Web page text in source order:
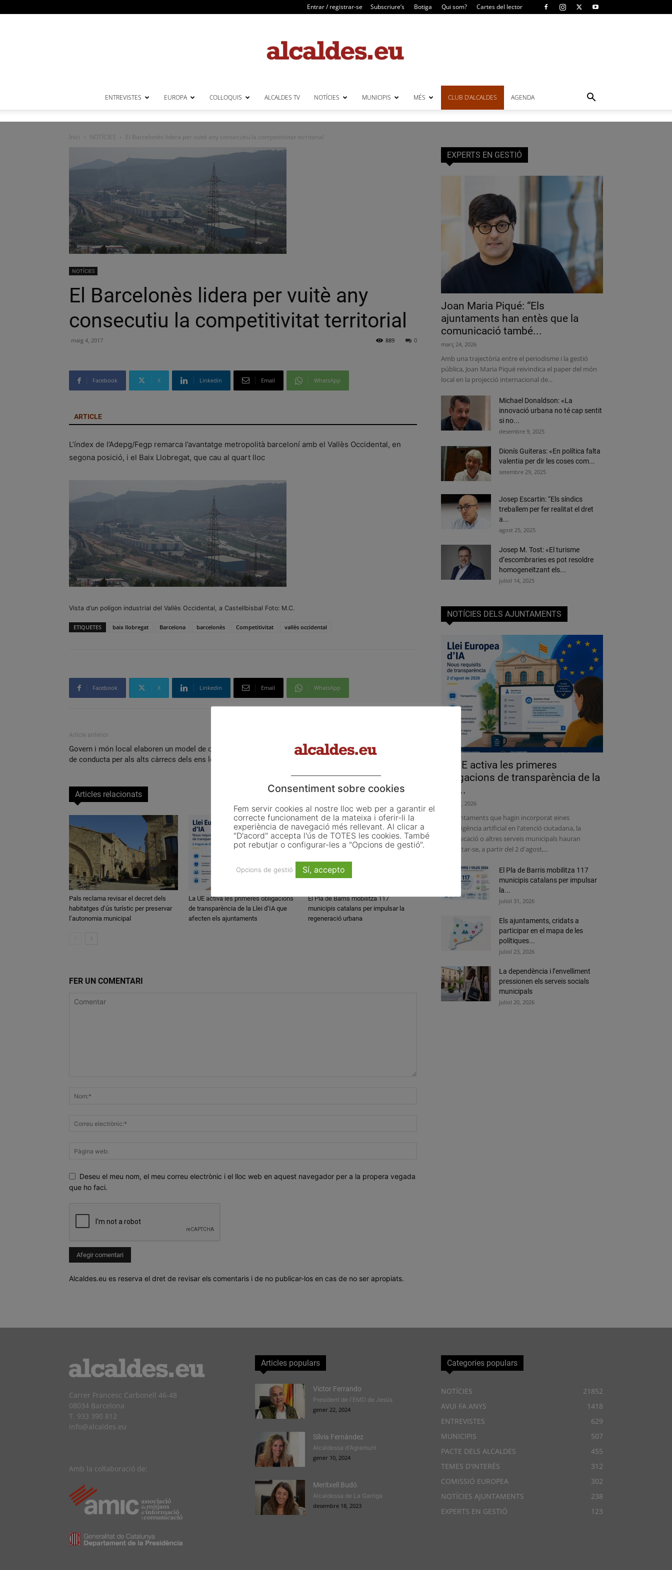
Entrar / registrar-se Subscriure’s Botiga Qui som? Cartes del lector
ENTREVISTES EUROPA COL·LOQUIS ALCALDES TV NOTÍCIES MUNICIPIS MÉS CLUB D’ALCALDES AGENDA
Inici NOTÍCIES El Barcelonès lidera per vuitè any consecutiu la competitivitat territorial
NOTÍCIES
El Barcelonès lidera per vuitè any
consecutiu la competitivitat territorial
maig 4, 2017 0
889
Facebook X Linkedin Email WhatsApp
ARTICLE
L’índex de l’Adepg/Fegp remarca l’avantatge metropolità barceloní amb el Vallès Occidental, en
segona posició, i el Baix Llobregat, que cau al quart lloc
Vista d’un polígon industrial del Vallès Occidental, a Castellbisbal Foto: M.C.
ETIQUETES baix llobregat Barcelona barcelonès Competitivitat vallès occidental
Facebook X Linkedin Email WhatsApp
Article anterior
Govern i món local elaboren un model de codi
de conducta per als alts càrrecs dels ens locals
Macron i Le Pen, tensió en el darrer debat
Articles relacionats
Pals reclama revisar el decret dels
habitatges d’ús turístic per preservar
l’autonomia municipal
La UE activa les primeres obligacions
de transparència de la Llei d’IA que
afecten els ajuntaments
El Pla de Barris mobilitza 117
municipis catalans per impulsar la
regeneració urbana
FER UN COMENTARI
Deseu el meu nom, el meu correu electrònic i el lloc web en aquest navegador per a la propera vegada
que ho faci.
Alcaldes.eu es reserva el dret de revisar els comentaris i de no publicar-los en cas de no ser apropiats.
EXPERTS EN GESTIÓ
Joan Maria Piqué: “Els
ajuntaments han entès que la
comunicació també...
març 24, 2026
Amb una trajectòria entre el periodisme i la gestió
pública, Joan Maria Piqué reivindica el paper del món
local en la projecció internacional de...
Michael Donaldson: «La
innovació urbana no té cap sentit
si no...
desembre 9, 2025
Dionís Guiteras: «En política falta
valentia per dir les coses com...
setembre 29, 2025
Josep Escartin: “Els síndics
treballem per fer realitat el dret
a...
agost 25, 2025
Josep M. Tost: «El turisme
d’escombraries es pot resoldre
homogeneïtzant els...
juliol 14, 2025
NOTÍCIES DELS AJUNTAMENTS
La UE activa les primeres
obligacions de transparència de la
Llei...
juliol 31, 2026
Els ajuntaments que hagin incorporat eines
d'intel·ligència artificial en l'atenció ciutadana, la
comunicació o altres serveis municipals hauran
d'adaptar-se, a partir del 2 d'agost,...
El Pla de Barris mobilitza 117
municipis catalans per impulsar
la...
juliol 31, 2026
Els ajuntaments, cridats a
participar en el mapa de les
polítiques...
juliol 23, 2026
La dependència i l’envelliment
pressionen els serveis socials
municipals
juliol 20, 2026
Carrer Francesc Carbonell 46-48
08034 Barcelona
T. 933 390 812
info@alcaldes.eu
Amb la col·laboració de:
Articles populars
Victor Ferrando
President de l'EMD de Jesús
gener 22, 2024
Sílvia Fernández
Alcaldessa d'Agramunt
gener 10, 2024
Meritxell Budó
Alcaldessa de La Garriga
desembre 18, 2023
Categories populars
NOTÍCIES
21852
AVUI FA ANYS
1418
ENTREVISTES
629
MUNICIPIS
507
PACTE DELS ALCALDES
455
TEMES D'INTERÈS
312
COMISSIÓ EUROPEA
302
NOTÍCIES AJUNTAMENTS
238
EXPERTS EN GESTIÓ
123
Consentiment sobre cookies
Fem servir cookies al nostre lloc web per a garantir el
correcte funcionament de la mateixa i oferir-li la
experiència de navegació més rellevant. Al clicar a
"D'acord" accepta l'ús de TOTES les cookies. També
pot rebutjar o configurar-les a "Opcions de gestió".
Opcions de gestió Sí, accepto